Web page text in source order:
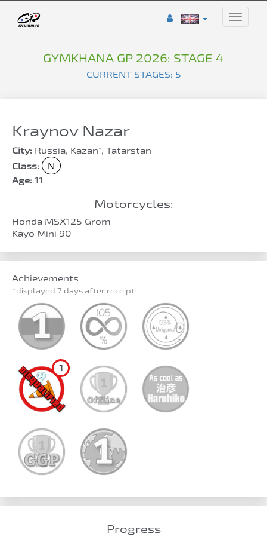
Toggle
GYMKHANA GP 2026: STAGE 4
CURRENT STAGES: 5
Kraynov Nazar
City: Russia, Kazan`, Tatarstan
Class:
N
Age: 11
Motorcycles:
Honda MSX125 Grom
Kayo Mini 90
Achievements
*displayed 7 days after receipt
1
Progress